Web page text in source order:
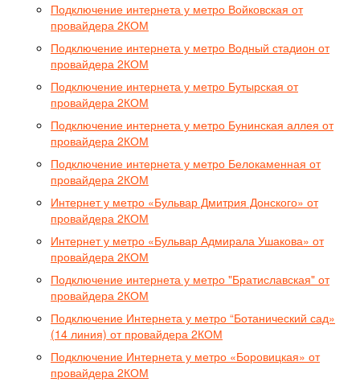
Подключение интернета у метро Войковская от
провайдера 2КОМ
Подключение интернета у метро Водный стадион от
провайдера 2КОМ
Подключение интернета у метро Бутырская от
провайдера 2КОМ
Подключение интернета у метро Бунинская аллея от
провайдера 2КОМ
Подключение интернета у метро Белокаменная от
провайдера 2КОМ
Интернет у метро «Бульвар Дмитрия Донского» от
провайдера 2КОМ
Интернет у метро «Бульвар Адмирала Ушакова» от
провайдера 2КОМ
Подключение интернета у метро "Братиславская" от
провайдера 2КОМ
Подключение Интернета у метро “Ботанический сад»
(14 линия) от провайдера 2КОМ
Подключение Интернета у метро «Боровицкая» от
провайдера 2КОМ